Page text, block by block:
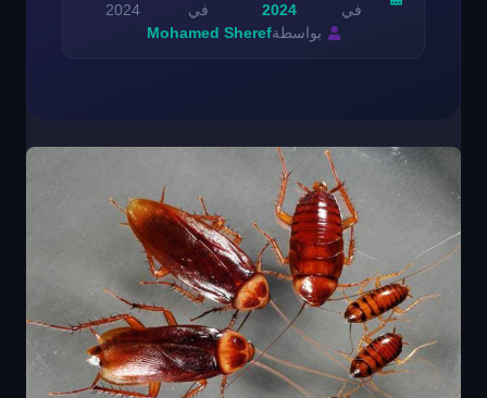
في
2024
في
2024
بواسطةMohamed Sheref